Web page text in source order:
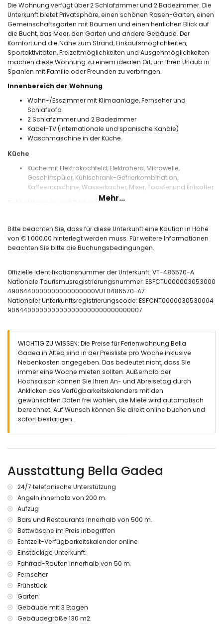
Die Wohnung verfügt über 2 Schlafzimmer und 2 Badezimmer. Die
Unterkunft bietet Privatsphäre, einen schönen Rasen-Garten, einen
Gemeinschaftsgarten mit Bäumen und einen herrlichen Blick auf
die Bucht, das Meer, den Garten und andere Gebäude. Der
Komfort und die Nähe zum Strand, Einkaufsmöglichkeiten,
Sportaktivitäten, Freizeitmöglichkeiten und Ausgehmöglichkeiten
machen diese Wohnung zu einem idealen Ort, um Ihren Urlaub in
Spanien mit Familie oder Freunden zu verbringen.
Innenbereich der Wohnung
Wohn-/Esszimmer mit Klimaanlage, Fernseher und
Schlafsofa
2 Schlafzimmer und 2 Badezimmer
Kabel-TV (internationale und spanische Kanäle)
Waschmaschine in der Küche
Küche
Küche mit Elektrokochfeld, Elektroherd, Mikrowelle,
Geschirrspüler, Kühlschrank-Gefrierkombination,
Kaffeemaschine, Wasserkocher, Mixer, Toaster und Entsafter
Schlafzimmer und Badezimmer
Bad
Schlafzimmer mit Klimaanlage, 2 Einzelbetten und eigenem
Bad
Haartrockner
Eigenes Bad mit Einzelwaschbecken, Dusche und Toilette
Außenbereich der Wohnung
eingezäuntes Grundstück
7 m
Kinderschwimmbecken
schöner Rasen-Garten mit Gartenmöbeln und Liegen
gemeinschaftlicher Rasen-Garten mit Bäumen
2 überdachte Terrassen
außen Sitzbereich und Essbereich
privater überdachter Parkplatz
Weitere Informationen
nächster Ort: Altea (innerhalb von 2 Kilometern von der
von 100 Metern von der Wohnung)
von der Wohnung)
nächster Hafen: Port Senso (innerhalb von 500 Metern von
der Wohnung)
nächster Flughafen: Alicante (innerhalb von 100 Kilometern
von der Wohnung)
zweiter nächster Flughafen: Valencia (> 100 Kilometer)
nahegelegene öffentliche Verkehrsmittel: Zug innerhalb von
1000 Metern
Haustiere sind nicht erlaubt
barrierefreie Unterkunft
Das Gebäude, in dem sich die Unterkunft befindet, verfügt
über einen Aufzug.
Fotoshootings geeignet.
Ausstattung und Dienstleistungen, die im Mietpreis der
Wohnung enthalten sind
Mehr...
Bitte beachten Sie, dass für diese Unterkunft eine Kaution in Höhe
von € 1.000,00 hinterlegt werden muss. Für weitere Informationen
beachten Sie bitte die Buchungsbedingungen.
Offizielle Identifikationsnummer der Unterkunft: VT-486570-A
Nationale Tourismusregistrierungsnummer: ESFCTU000003053000
4906440000000000000000VUT0486570-A7
Nationaler Unterkunftsregistrierungscode: ESFCNT0000030530004
9064400000000000000000000000000007
WICHTIG ZU WISSEN: Die Preise für Ferienwohnung Bella
Gadea in Altea sind in der Preisliste pro Woche inklusive
Nebenkosten angegeben. Das bedeutet nicht, dass Sie
immer eine Woche mieten sollten. Außerhalb der
Hochsaison können Sie Ihren An- und Abreisetag durch
Anklicken des Verfügbarkeitskalenders mit den
gewünschten Daten frei wählen, die Miete wird automatisch
berechnet. Auf Wunsch können Sie direkt online buchen und
sofort bestätigen.
Ausstattung Bella Gadea
24/7 telefonische Unterstützung
Angeln innerhalb von 200 m.
Aufzug
Bars und Restaurants innerhalb von 500 m.
Bettwäsche im Preis inbegriffen
Echtzeit-Verfügbarkeitskalender online
Einstöckige Unterkunft.
Fahrrad-Routen innerhalb von 50 m.
Fernseher
Frühstück
Garten
Gebäude mit 3 Etagen
Gebäudegröße 130 m2.